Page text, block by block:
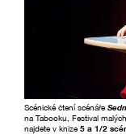
Scénické čtení scénáře
na Tabooku, Festival
najdete v knize 5 a 1/2